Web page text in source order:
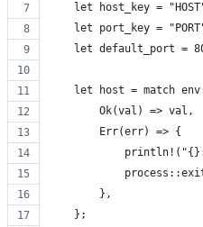
let host_key =
let port_key =
let default_port =
let host = match
        Ok(val) => val,
        Err(err) => {
        },
    };